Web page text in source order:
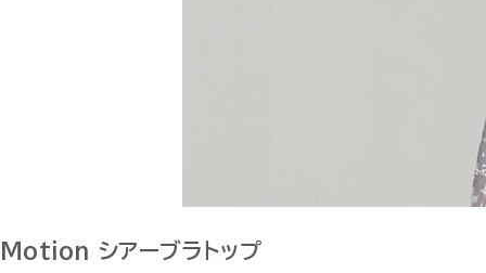
Motion シアーブラトップ